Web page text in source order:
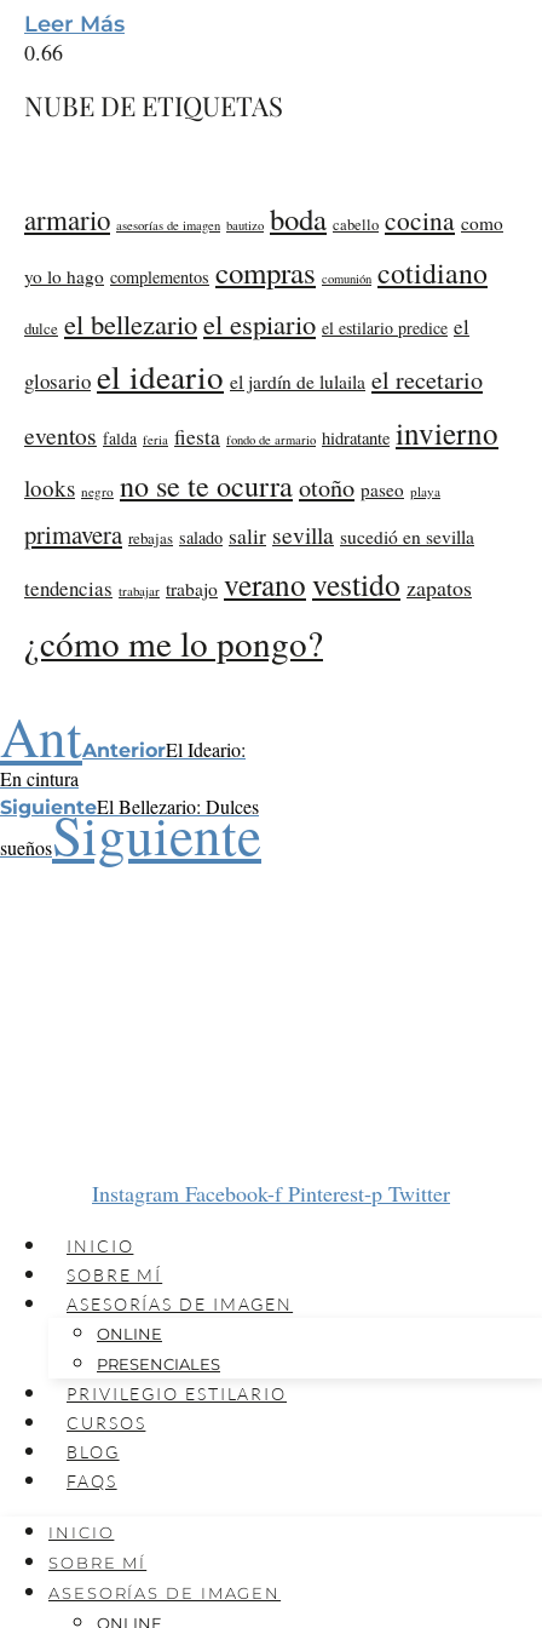
Leer Más
NUBE DE ETIQUETAS
armario asesorías de imagen bautizo boda cabello cocina como
yo lo hago complementos compras comunión cotidiano
dulce el bellezarioel espiario el estilario predice el
glosario el ideario el jardín de lulaila el recetario
eventos falda feria fiesta fondo de armario hidratante invierno
looks negro no se te ocurraotoño paseo playa
primavera rebajas salado salir sevilla sucedió en sevilla
tendencias trabajar trabajo veranovestido zapatos
¿cómo me lo pongo?
AntAnteriorEl Ideario:
En cintura
SiguienteEl Bellezario: Dulces
sueñosSiguiente
Instagram Facebook-f Pinterest-p Twitter
INICIO
SOBRE MÍ
ASESORÍAS DE IMAGEN
ONLINE
PRESENCIALES
PRIVILEGIO ESTILARIO
CURSOS
BLOG
FAQS
INICIO
SOBRE MÍ
ASESORÍAS DE IMAGEN
ONLINE